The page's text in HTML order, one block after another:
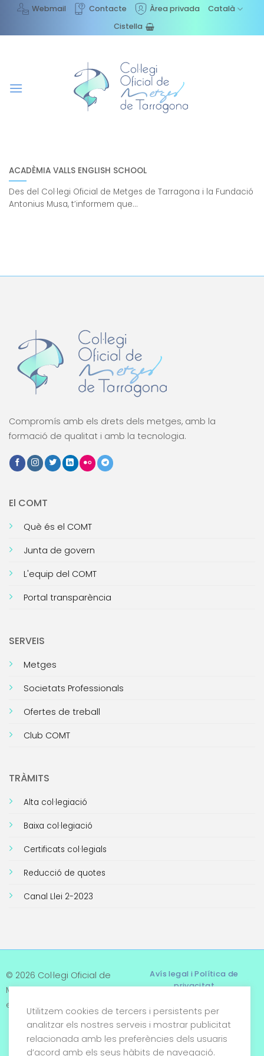
content
Webmail Contacte Àrea privada
Català
Cistella
ACADÈMIA VALLS ENGLISH SCHOOL
Des del Col·legi Oficial de Metges de Tarragona i la Fundació
Antonius Musa, t’informem que...
Compromís amb els drets dels metges, amb la
formació de qualitat i amb la tecnologia.
El COMT
Què és el COMT
Junta de govern
L'equip del COMT
Portal transparència
SERVEIS
Metges
Societats Professionals
Ofertes de treball
Club COMT
TRÀMITS
Alta col·legiació
Baixa col·legiació
Certificats col·legials
Reducció de quotes
Canal Llei 2-2023
© 2026 Col·legi Oficial de
Metges de Tarragona. Tots
els drets reservats
Avís legal i Política de
privacitat
Termes i condicions
Política de cookies
Utilitzem cookies de tercers i persistents per
analitzar els nostres serveis i mostrar publicitat
relacionada amb les preferències dels usuaris
d’acord amb els seus hàbits de navegació.